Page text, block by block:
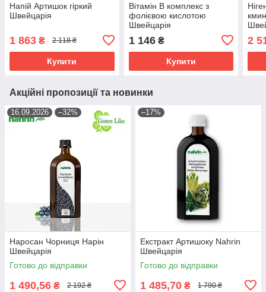
Напій Артишок гіркий
Швейцарія
1 863 ₴ 2 118 ₴
Купити
Вітамін В комплекс з
фолієвою кислотою
Швейцарія
1 146₴
Купити
2
Акційні пропозиції та новинки
16.09.2026 –32%
Наросан Чорниця Нарін
Швейцарія
Готово до відправки
1 490,56 ₴ 2 192 ₴
–17%
Екстракт Артишоку Nahrin
Швейцарія
Готово до відправки
1 485,70 ₴ 1 790 ₴